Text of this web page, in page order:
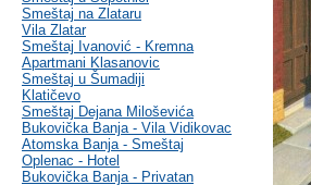
Smeštaj na Zlataru
Vila Zlatar
Smeštaj Ivanović - Kremna
Apartmani Klasanovic
Smeštaj u Šumadiji
Klatičevo
Smeštaj Dejana Miloševića
Bukovička Banja - Vila Vidikovac
Atomska Banja - Smeštaj
Oplenac - Hotel
Bukovička Banja - Privatan